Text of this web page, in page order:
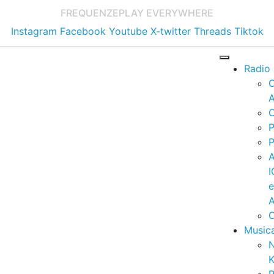
FREQUENZEPLAY EVERYWHERE
Instagram Facebook Youtube X-twitter Threads Tiktok
Radio
e